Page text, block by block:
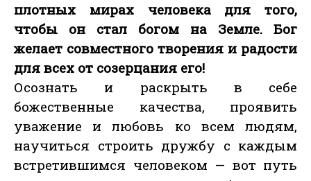
плотных мирах человека для того,
чтобы он стал богом на Земле. Бог
желает совместного творения и радости
для всех от созерцания его!
Осознать и раскрыть в себе
божественные качества, проявить
уважение и любовь ко всем людям,
научиться строить дружбу с каждым
встретившимся человеком — вот путь